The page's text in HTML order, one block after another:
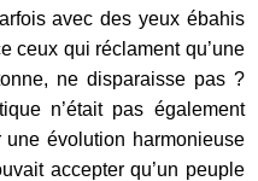
avec des yeux ébahis
ceux qui réclament qu’une
ne disparaisse pas ?
n’était pas également
évolution harmonieuse
accepter qu’un peuple